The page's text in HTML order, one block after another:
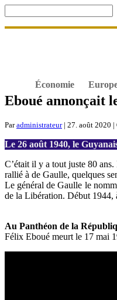
Économie
Eboué annonçait
Paradministrateur| 27. août 2020 |
Le 26 août 1940, le
C’était il y a tout juste 80
rallié à de Gaulle, quelques
Le général de Gaulle le
de la Libération. Début 1944,
Au Panthéon de la
Félix Eboué meurt le 17 mai